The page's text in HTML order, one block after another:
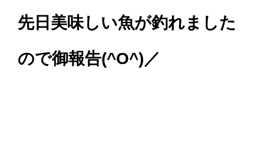
先日美味しい魚が釣れました
ので御報告(^O^)／